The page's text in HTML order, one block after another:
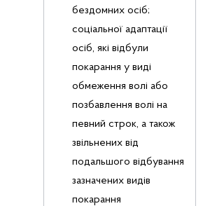
бездомних осіб;
соціальної адаптації
осіб, які відбули
покарання у виді
обмеження волі або
позбавлення волі на
певний строк, а також
звільнених від
подальшого відбування
зазначених видів
покарання